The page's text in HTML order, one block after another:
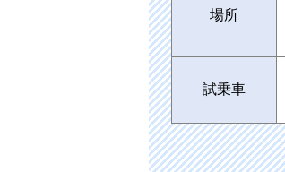
場所
試乗車